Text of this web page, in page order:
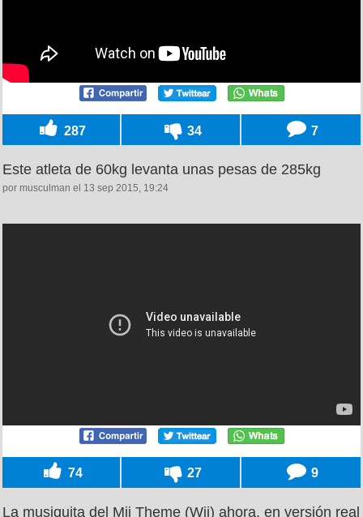
287 34 7
Este atleta de 60kg levanta unas pesas de 285kg
por musculman el 13 sep 2015, 19:24
74 27 9
La musiquita del Mii Theme (Wii) ahora, en versión real